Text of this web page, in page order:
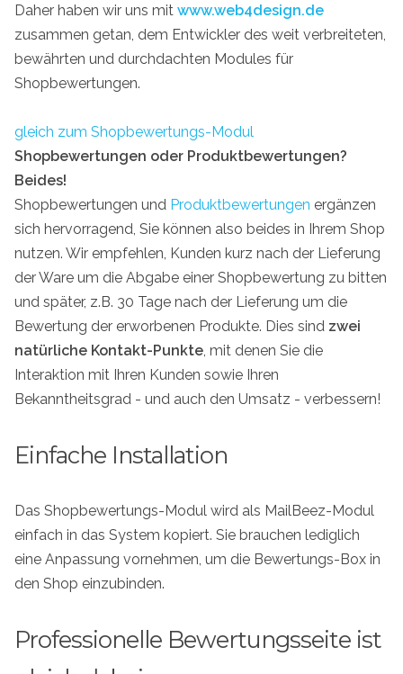
Daher haben wir uns mit www.web4design.de
zusammen getan, dem Entwickler des weit verbreiteten,
bewährten und durchdachten Modules für
Shopbewertungen.
gleich zum Shopbewertungs-Modul
Shopbewertungen oder Produktbewertungen?
Beides!
Shopbewertungen und Produktbewertungen ergänzen
sich hervorragend, Sie können also beides in Ihrem Shop
nutzen. Wir empfehlen, Kunden kurz nach der Lieferung
der Ware um die Abgabe einer Shopbewertung zu bitten
und später, z.B. 30 Tage nach der Lieferung um die
Bewertung der erworbenen Produkte. Dies sind zwei
natürliche Kontakt-Punkte , mit denen Sie die
Interaktion mit Ihren Kunden sowie Ihren
Bekanntheitsgrad - und auch den Umsatz - verbessern!
Einfache Installation
Das Shopbewertungs-Modul wird als MailBeez-Modul
einfach in das System kopiert. Sie brauchen lediglich
eine Anpassung vornehmen, um die Bewertungs-Box in
den Shop einzubinden.
Professionelle Bewertungsseite ist